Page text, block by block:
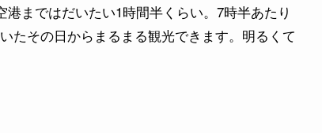
まではだいたい1時間半くらい。7時半あたり
たその日からまるまる観光できます。明るくて